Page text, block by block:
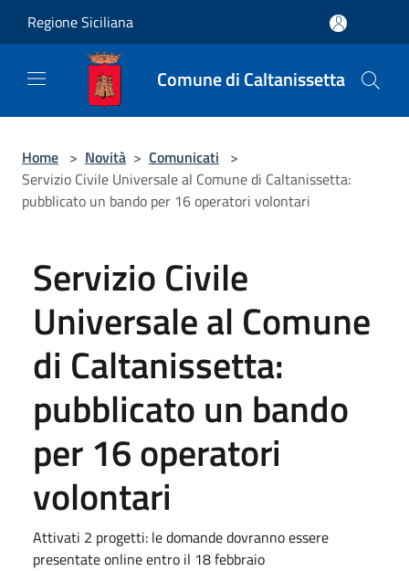
Regione Siciliana
Comune di Caltanissetta
Home > Novità > Comunicati >
Servizio Civile Universale al Comune di Caltanissetta:
pubblicato un bando per 16 operatori volontari
Servizio Civile
Universale al Comune
di Caltanissetta:
pubblicato un bando
per 16 operatori
volontari
Attivati 2 progetti: le domande dovranno essere
presentate online entro il 18 febbraio